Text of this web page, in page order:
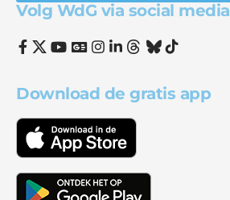
Volg WdG via social media
Download de gratis app